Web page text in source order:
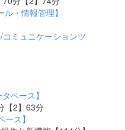
・情報管理】
ミュニケーションツ
ベース】
【2】63分
ス】